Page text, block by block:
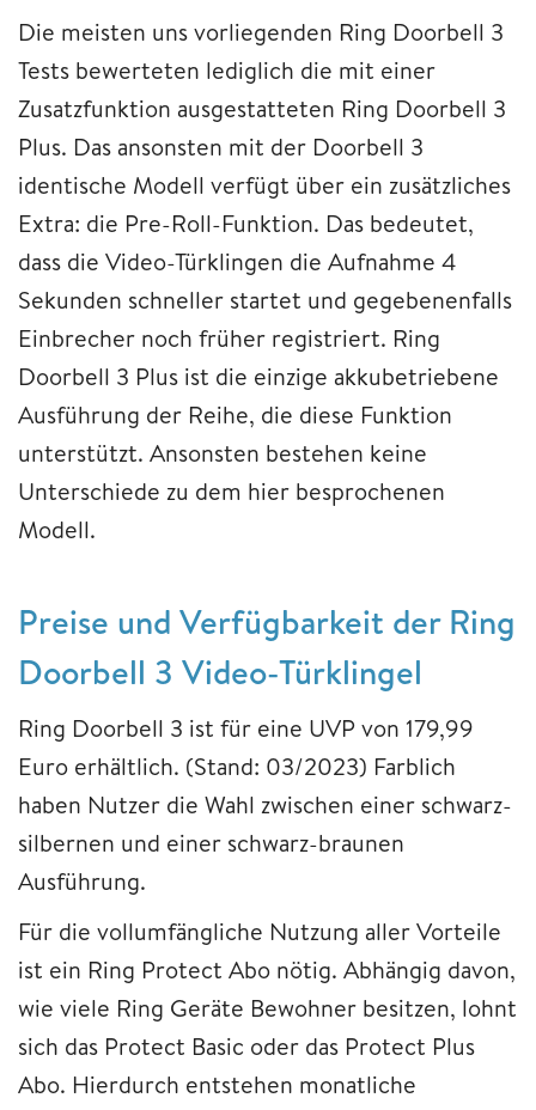
Die meisten uns vorliegenden Ring Doorbell 3
Tests bewerteten lediglich die mit einer
Zusatzfunktion ausgestatteten Ring Doorbell 3
Plus. Das ansonsten mit der Doorbell 3
identische Modell verfügt über ein zusätzliches
Extra: die Pre-Roll-Funktion. Das bedeutet,
dass die Video-Türklingen die Aufnahme 4
Sekunden schneller startet und gegebenenfalls
Einbrecher noch früher registriert. Ring
Doorbell 3 Plus ist die einzige akkubetriebene
Ausführung der Reihe, die diese Funktion
unterstützt. Ansonsten bestehen keine
Unterschiede zu dem hier besprochenen
Modell.
Preise und Verfügbarkeit der Ring
Doorbell 3 Video-Türklingel
Ring Doorbell 3 ist für eine UVP von 179,99
Euro erhältlich. (Stand: 03/2023) Farblich
haben Nutzer die Wahl zwischen einer schwarz-
silbernen und einer schwarz-braunen
Ausführung.
Für die vollumfängliche Nutzung aller Vorteile
ist ein Ring Protect Abo nötig. Abhängig davon,
wie viele Ring Geräte Bewohner besitzen, lohnt
sich das Protect Basic oder das Protect Plus
Abo. Hierdurch entstehen monatliche